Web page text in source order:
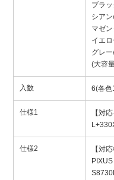
ブラ
シア
マゼ
イエ
グレ
(大容
入数 6(各色
仕様1
【対
仕様2
【対